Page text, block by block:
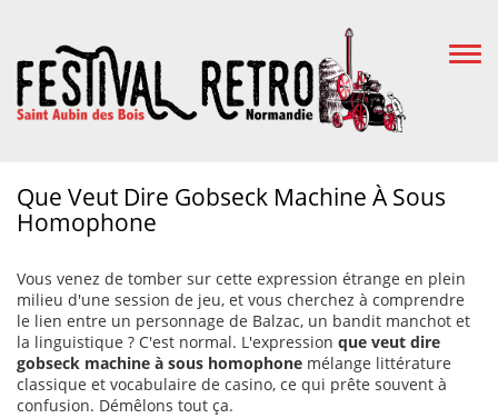
Que Veut Dire Gobseck Machine À Sous
Homophone
Vous venez de tomber sur cette expression étrange en plein
milieu d'une session de jeu, et vous cherchez à comprendre
le lien entre un personnage de Balzac, un bandit manchot et
la linguistique ? C'est normal. L'expression que veut dire
gobseck machine à sous homophone mélange littérature
classique et vocabulaire de casino, ce qui prête souvent à
confusion. Démêlons tout ça.